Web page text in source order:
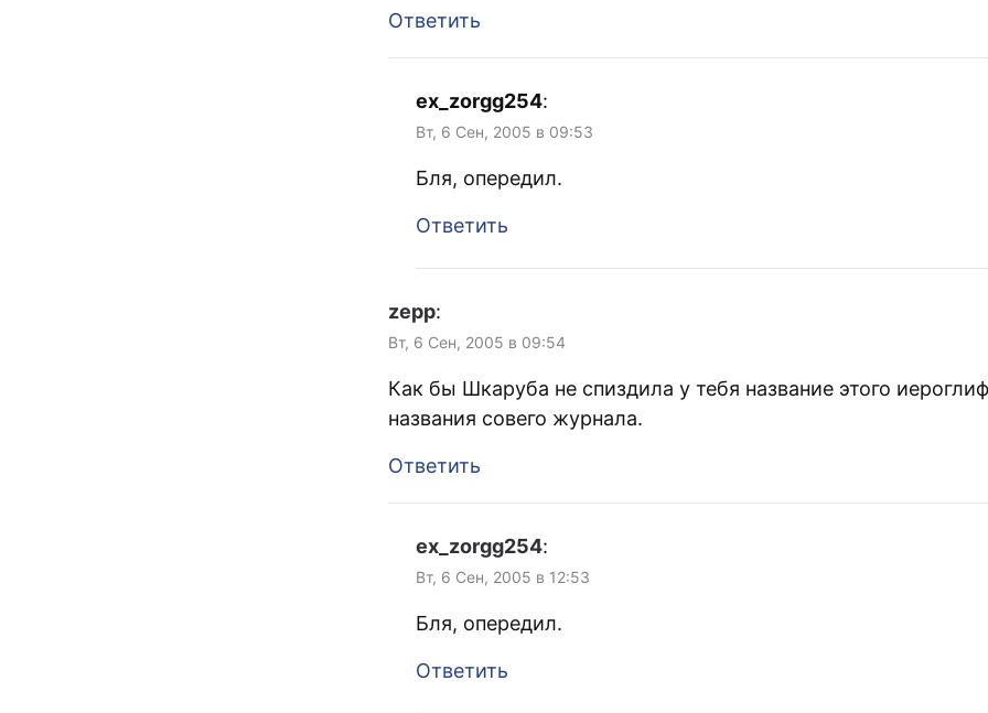
Ответить
ex_zorgg254:
Вт, 6 Сен, 2005 в 09:53
Бля, опередил.
Ответить
zepp:
Вт, 6 Сен, 2005 в 09:54
Как бы Шкаруба не спиздила у тебя название этого
названия совего журнала.
Ответить
ex_zorgg254:
Вт, 6 Сен, 2005 в 12:53
Бля, опередил.
Ответить